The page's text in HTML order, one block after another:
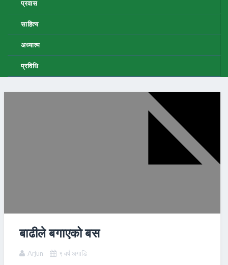
प्रवास
साहित्य
अध्यात्म
प्रविधि
बाढीले बगाएको बस
Arjun ९ वर्ष अगाडि